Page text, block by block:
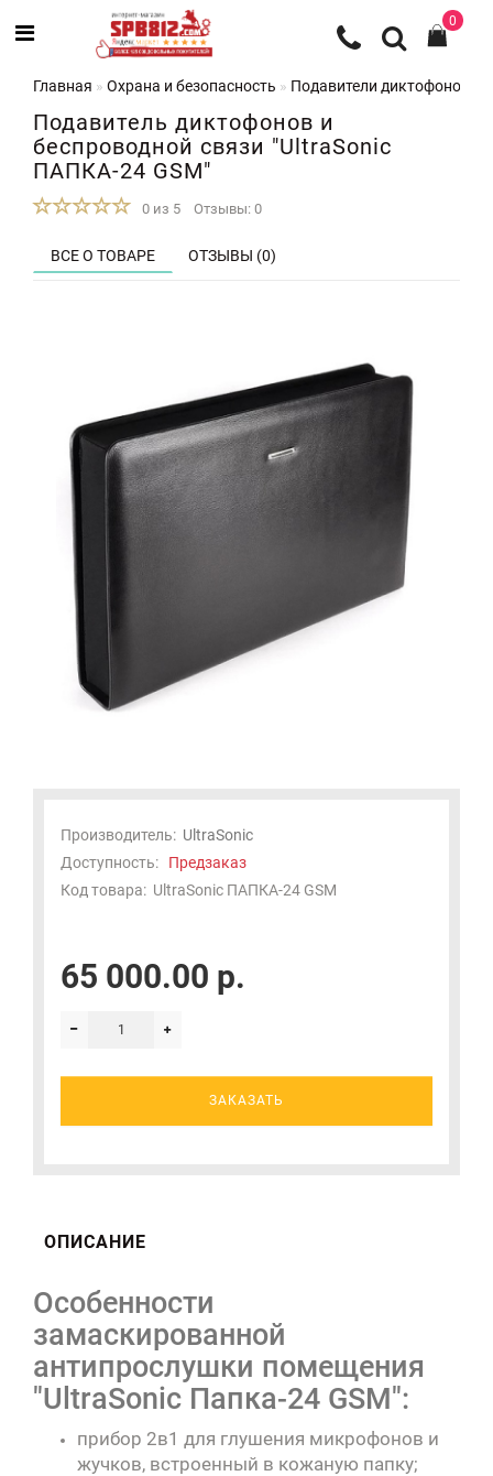
0
Главная Охрана и безопасность Подавители диктофонов
Подавитель диктофонов и
беспроводной связи "UltraSonic
ПАПКА-24 GSM"
0 из 5 Отзывы: 0
ВСЕ О ТОВАРЕ ОТЗЫВЫ (0)
Производитель: UltraSonic
Доступность: Предзаказ
Код товара: UltraSonic ПАПКА-24 GSM
65 000.00 р.
ЗАКАЗАТЬ
ОПИСАНИЕ
Особенности
замаскированной
антипрослушки помещения
"UltraSonic Папка-24 GSM":
прибор 2в1 для глушения микрофонов и
жучков, встроенный в кожаную папку;